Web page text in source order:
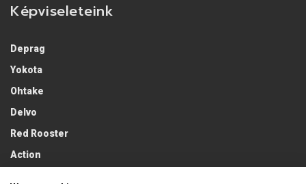
Képviseleteink
Deprag
Yokota
Ohtake
Delvo
Red Rooster
Action